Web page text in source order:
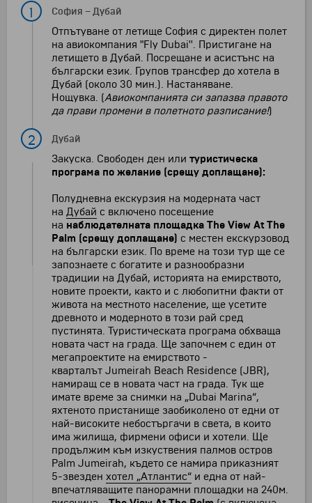
1 София –Дубай
Отпътуване от летище София с директен полет
на авиокомпания "Fly Dubai''. Пристигане на
летището в Дубай. Посрещане и асистънс на
български език. Групов трансфер до хотела в
Дубай (около 30 мин.). Настаняване.
Нощувка. (Авиокомпанията си запазва правото
да прави промени в полетното разписание!)
2 Дубай
Закуска. Свободен ден или туристическа
програма по желание (срещу доплащане):
Полудневна екскурзия на модерната част
на Дубай с включено посещение
на наблюдателната площадка The View At The
Palm (срещу доплащане) с местен екскурзовод
на български език. По време на този тур ще се
запознаете с богатите и разнообразни
традиции на Дубай, историята на емирството,
новите проекти, както и с любопитни факти от
живота на местното население, ще усетите
древното и модерното в този рай сред
пустинята. Туристическата програма обхваща
новата част на града. Ще започнем с един от
мегапроектите на емирството -
кварталът Jumeirah Beach Residence (JBR),
намиращ се в новата част на града. Тук ще
имате време за снимки на „Dubai Marina“,
яхтеното пристанище заобиколено от едни от
най-високите небостъргачи в света, в които
има жилища, фирмени офиси и хотели. Ще
продължим към изкуствения палмов остров
Palm Jumeirah, където се намира приказният
5-звезден хотел „Атлантис“ и една от най-
впечатляващите панорамни площадки на 240м.